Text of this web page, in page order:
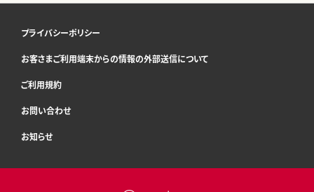
プライバシーポリシー
お客さまご利用端末からの情報の外部送信について
ご利用規約
お問い合わせ
お知らせ